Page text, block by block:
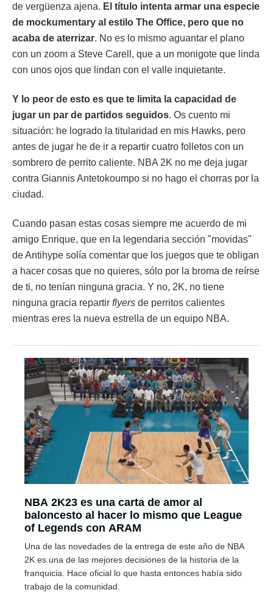
de vergüenza ajena. El título intenta armar una especie
de mockumentary al estilo The Office, pero que no
acaba de aterrizar. No es lo mismo aguantar el plano
con un zoom a Steve Carell, que a un monigote que linda
con unos ojos que lindan con el valle inquietante.
Y lo peor de esto es que te limita la capacidad de
jugar un par de partidos seguidos. Os cuento mi
situación: he logrado la titularidad en mis Hawks, pero
antes de jugar he de ir a repartir cuatro folletos con un
sombrero de perrito caliente. NBA 2K no me deja jugar
contra Giannis Antetokoumpo si no hago el chorras por la
ciudad.
Cuando pasan estas cosas siempre me acuerdo de mi
amigo Enrique, que en la legendaria sección "movidas"
de Antihype solía comentar que los juegos que te obligan
a hacer cosas que no quieres, sólo por la broma de reírse
de ti, no tenían ninguna gracia. Y no, 2K, no tiene
ninguna gracia repartir flyers de perritos calientes
mientras eres la nueva estrella de un equipo NBA.
NBA 2K23 es una carta de amor al
baloncesto al hacer lo mismo que League
of Legends con ARAM
Una de las novedades de la entrega de este año de NBA
2K es una de las mejores decisiones de la historia de la
franquicia. Hace oficial lo que hasta entonces había sido
trabajo de la comunidad.